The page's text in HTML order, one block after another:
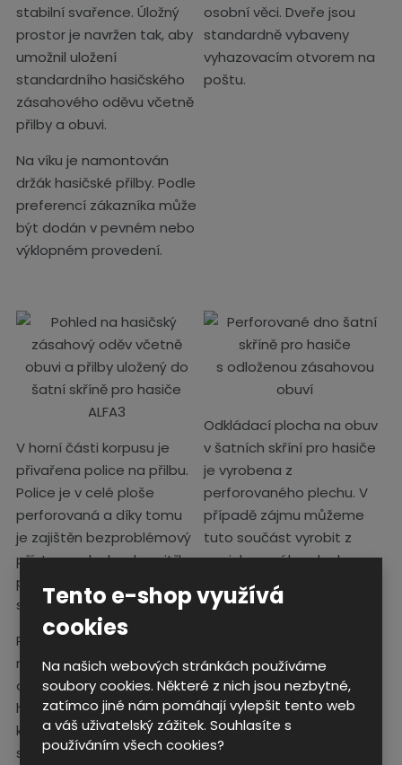
Tento e-shop využívá
cookies
Na našich webových stránkách používáme
soubory cookies. Některé z nich jsou nezbytné,
zatímco jiné nám pomáhají vylepšit tento web
a váš uživatelský zážitek. Souhlasíte s
používáním všech cookies?
stabilní svařence. Úložný
prostor je navržen tak, aby
umožnil uložení
standardního hasičského
zásahového oděvu včetně
přilby a obuvi.
Na víku je namontován
držák hasičské přilby. Podle
preferencí zákazníka může
být dodán v pevném nebo
výklopném provedení.
osobní věci. Dveře jsou
standardně vybaveny
vyhazovacím otvorem na
poštu.
V horní části korpusu je
přivařena police na přilbu.
Police je v celé ploše
perforovaná a díky tomu
je zajištěn bezproblémový
přístup vzduchu do vnitřku
přilby pro její snazší
schnutí.
Pod policí je uchycena
masivní šatní tyč z
oválného drážkovaného
hliníkového profilu s
kovovými háčky. Po
stranách každého oddílu
Odkládací plocha na obuv
v šatních skříní pro hasiče
je vyrobena z
perforovaného plechu. V
případě zájmu můžeme
tuto součást vyrobit z
pozinkovaného plechu pro
zvýšení odolnosti proti
korozi.